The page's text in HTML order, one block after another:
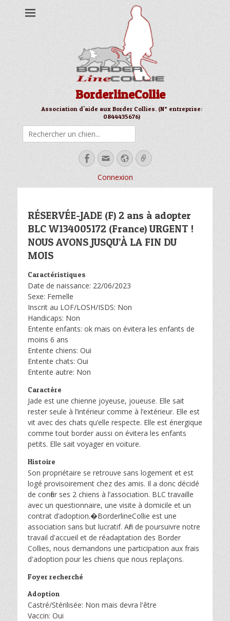
BorderlineCollie
Association d'aide aux Border Collies. (N° entreprise:
0844435676)
Facebook
EmailSite
web
Link
Connexion
RÉSERVÉE-JADE (F) 2 ans à adopter
BLC W134005172 (France) URGENT !
NOUS AVONS JUSQU’À LA FIN DU
MOIS
Caractéristiques
Date de naissance: 22/06/2023
Sexe: Femelle
Inscrit au LOF/LOSH/ISDS: Non
Handicaps: Non
Entente enfants: ok mais on évitera les enfants de
moins 6 ans
Entente chiens: Oui
Entente chats: Oui
Entente autre: Non
Caractère
Jade est une chienne joyeuse, joueuse. Elle sait
rester seule à l’intérieur comme à l’extérieur. Elle est
vit avec des chats qu’elle respecte. Elle est énergique
comme tout border aussi on évitera les enfants
petits. Elle sait voyager en voiture.
Histoire
Son propriétaire se retrouve sans logement et est
logé provisoirement chez des amis. Il a donc décidé
de confier ses 2 chiens à l’association. BLC travaille
avec un questionnaire, une visite à domicile et un
contrat d’adoption.�BorderlineCollie est une
association sans but lucratif. Afin de poursuivre notre
travail d'accueil et de réadaptation des Border
Collies, nous demandons une participation aux frais
d'adoption pour les chiens que nous replaçons.
Foyer recherché
Adoption
Castré/Stérilisée: Non mais devra l'être
Vaccin: Oui